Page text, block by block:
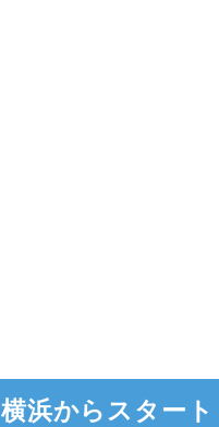
横浜からスター